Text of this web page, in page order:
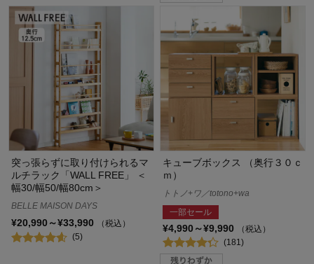
突っ張らずに取り付けられるマ
ルチラック「WALL FREE」 ＜
幅30/幅50/幅80cm＞
BELLE MAISON DAYS
¥20,990～¥33,990
（税込）
(5)
キューブボックス （奥行３０ｃ
ｍ）
トトノ+ワ／totono+wa
一部セール
¥4,990～¥9,990
（税込）
(181)